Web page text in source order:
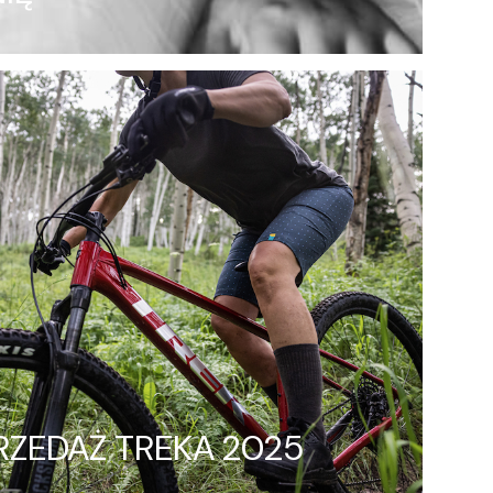
TREKA 2025